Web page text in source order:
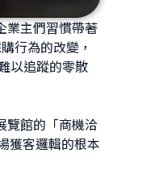
業主們習慣帶著
行為的改變，
以追蹤的零散
覽館的「商機洽
獲客邏輯的根本